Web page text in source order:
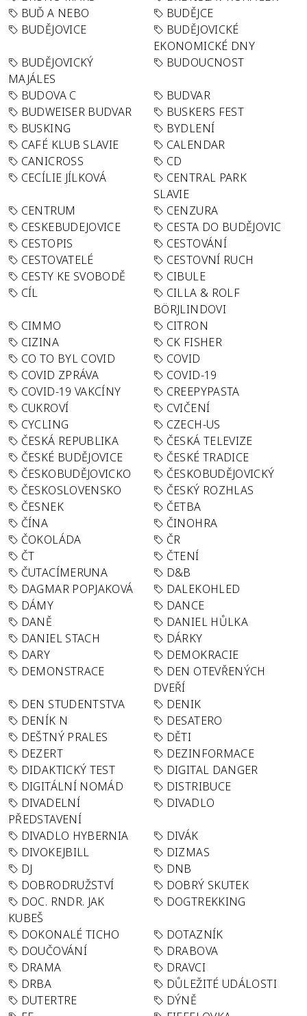
BUĎ A NEBO
BUDĚJCE
BUDĚJOVICE
BUDĚJOVICKÉ
EKONOMICKÉ DNY
BUDĚJOVICKÝ
MAJÁLES
BUDOUCNOST
BUDOVA C
BUDVAR
BUDWEISER BUDVAR
BUSKERS FEST
BUSKING
BYDLENÍ
CAFÉ KLUB SLAVIE
CALENDAR
CANICROSS
CD
CECÍLIE JÍLKOVÁ
CENTRAL PARK
SLAVIE
CENTRUM
CENZURA
CESKEBUDEJOVICE
CESTA DO BUDĚJOVIC
CESTOPIS
CESTOVÁNÍ
CESTOVATELÉ
CESTOVNÍ RUCH
CESTY KE SVOBODĚ
CIBULE
CÍL
CILLA & ROLF
BÖRJLINDOVI
CIMMO
CITRON
CIZINA
CK FISHER
CO TO BYL COVID
COVID
COVID ZPRÁVA
COVID-19
COVID-19 VAKCÍNY
CREEPYPASTA
CUKROVÍ
CVIČENÍ
CYCLING
CZECH-US
ČESKÁ REPUBLIKA
ČESKÁ TELEVIZE
ČESKÉ BUDĚJOVICE
ČESKÉ TRADICE
ČESKOBUDĚJOVICKO
ČESKOBUDĚJOVICKÝ
ČESKOSLOVENSKO
ČESKÝ ROZHLAS
ČESNEK
ČETBA
ČÍNA
ČINOHRA
ČOKOLÁDA
ČR
ČT
ČTENÍ
ČUTACÍMERUNA
D&B
DAGMAR POPJAKOVÁ
DALEKOHLED
DÁMY
DANCE
DANĚ
DANIEL HŮLKA
DANIEL STACH
DÁRKY
DARY
DEMOKRACIE
DEMONSTRACE
DEN OTEVŘENÝCH
DVEŘÍ
DEN STUDENTSTVA
DENIK
DENÍK N
DESATERO
DEŠTNÝ PRALES
DĚTI
DEZERT
DEZINFORMACE
DIDAKTICKÝ TEST
DIGITAL DANGER
DIGITÁLNÍ NOMÁD
DISTRIBUCE
DIVADELNÍ
PŘEDSTAVENÍ
DIVADLO
DIVADLO HYBERNIA
DIVÁK
DIVOKEJBILL
DIZMAS
DJ
DNB
DOBRODRUŽSTVÍ
DOBRÝ SKUTEK
DOC. RNDR. JAK
KUBEŠ
DOGTREKKING
DOKONALÉ TICHO
DOTAZNÍK
DOUČOVÁNÍ
DRABOVA
DRAMA
DRAVCI
DRBA
DŮLEŽITÉ UDÁLOSTI
DUTERTRE
DÝNĚ